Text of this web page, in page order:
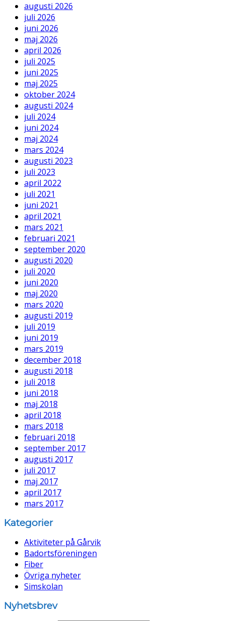
augusti 2026
juli 2026
juni 2026
maj 2026
april 2026
juli 2025
juni 2025
maj 2025
oktober 2024
augusti 2024
juli 2024
juni 2024
maj 2024
mars 2024
augusti 2023
juli 2023
april 2022
juli 2021
juni 2021
april 2021
mars 2021
februari 2021
september 2020
augusti 2020
juli 2020
juni 2020
maj 2020
mars 2020
augusti 2019
juli 2019
juni 2019
mars 2019
december 2018
augusti 2018
juli 2018
juni 2018
maj 2018
april 2018
mars 2018
februari 2018
september 2017
augusti 2017
juli 2017
maj 2017
april 2017
mars 2017
Kategorier
Aktiviteter på Gårvik
Badortsföreningen
Fiber
Övriga nyheter
Simskolan
Nyhetsbrev